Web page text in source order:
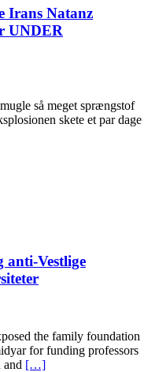
Irans Natanz
UNDER
så meget sprængstof
skete et par dage
anti-Vestlige
the family foundation
for funding professors
and […]